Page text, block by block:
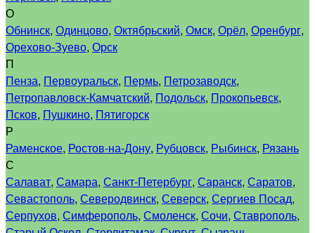
О
Обнинск, Одинцово, Октябрьский, Омск, Орёл, Оренбург,
Орехово-Зуево, Орск
П
Пенза, Первоуральск, Пермь, Петрозаводск,
Петропавловск-Камчатский, Подольск, Прокопьевск,
Псков, Пушкино, Пятигорск
Р
Раменское, Ростов-на-Дону, Рубцовск, Рыбинск, Рязань
С
Салават, Самара, Санкт-Петербург, Саранск, Саратов,
Севастополь, Северодвинск, Северск, Сергиев Посад,
Серпухов, Симферополь, Смоленск, Сочи, Ставрополь,